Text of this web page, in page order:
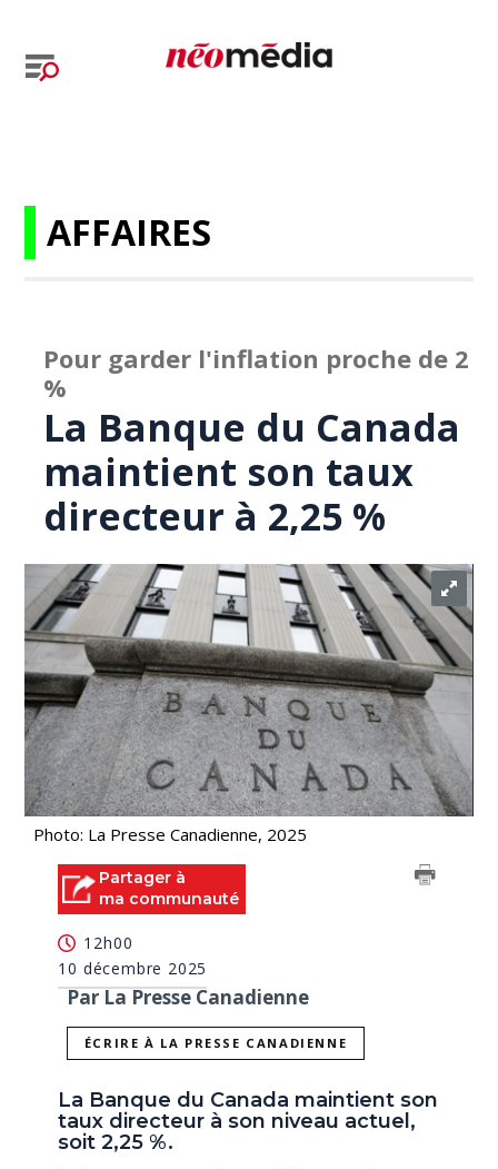
AFFAIRES
Pour garder l'inflation proche de 2
%
La Banque du Canada
maintient son taux
directeur à 2,25 %
Photo: La Presse Canadienne, 2025
Partager à
ma communauté
12h00
10 décembre 2025
Par La Presse Canadienne
ÉCRIRE À LA PRESSE CANADIENNE
La Banque du Canada maintient son
taux directeur à son niveau actuel,
soit 2,25 %.